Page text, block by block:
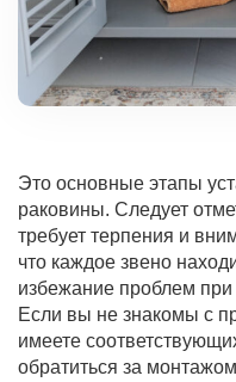
Это основные этапы
раковины. Следует
требует терпения и
что каждое звено
избежание проблем
Если вы не знакомы с
имеете
обратиться за